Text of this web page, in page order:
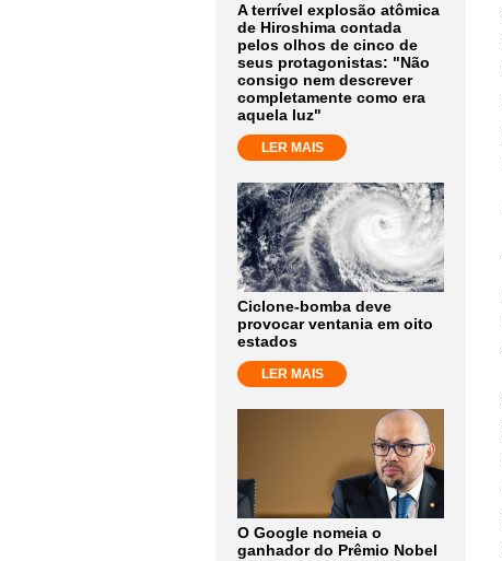
A terrível explosão atômica
de Hiroshima contada
pelos olhos de cinco de
seus protagonistas: "Não
consigo nem descrever
completamente como era
aquela luz"
LER MAIS
Ciclone-bomba deve
provocar ventania em oito
estados
LER MAIS
O Google nomeia o
ganhador do Prêmio Nobel